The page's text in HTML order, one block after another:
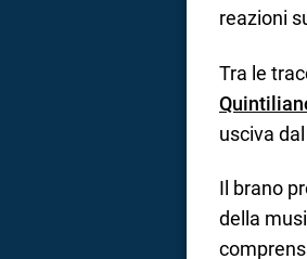
reazioni
Tra le
usciva
Il brano
della